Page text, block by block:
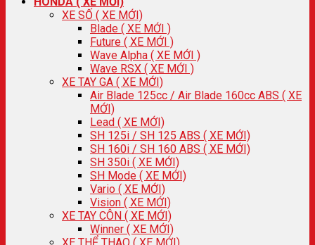
XE SỐ ( XE MỚI)
Blade ( XE MỚI )
Future ( XE MỚI )
Wave Alpha ( XE MỚI )
Wave RSX ( XE MỚI )
XE TAY GA ( XE MỚI)
Air Blade 125cc / Air Blade 160cc ABS ( XE
MỚI)
Lead ( XE MỚI)
SH 125i / SH 125 ABS ( XE MỚI)
SH 160i / SH 160 ABS ( XE MỚI)
SH 350i ( XE MỚI)
SH Mode ( XE MỚI)
Vario ( XE MỚI)
Vision ( XE MỚI)
XE TAY CÔN ( XE MỚI)
Winner ( XE MỚI)